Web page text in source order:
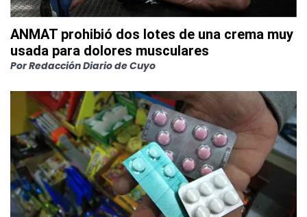
ANMAT prohibió dos lotes de una crema muy
usada para dolores musculares
PorRedacción Diario de Cuyo